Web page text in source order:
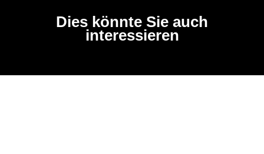
Dies könnte Sie auch
interessieren